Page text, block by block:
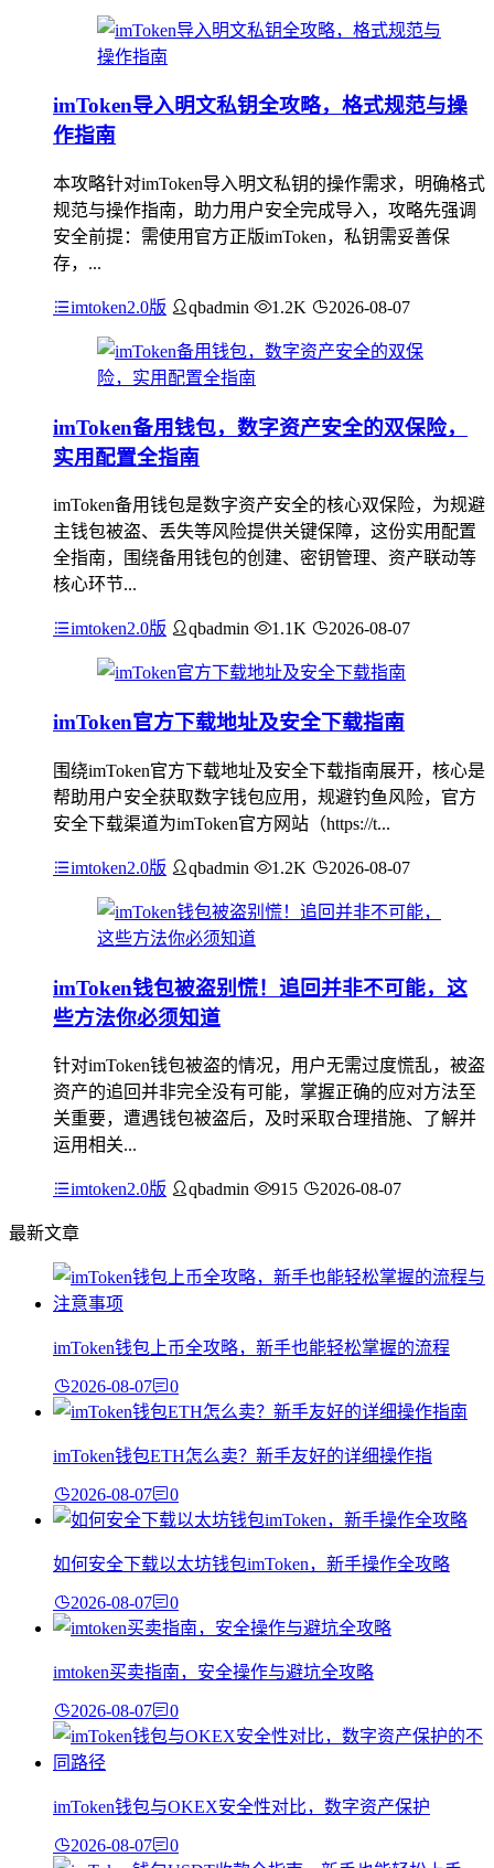
imToken导入明文私钥全攻略，格式规范与操
作指南
本攻略针对imToken导入明文私钥的操作需求，明确格式
规范与操作指南，助力用户安全完成导入，攻略先强调
安全前提：需使用官方正版imToken，私钥需妥善保
存，...
imtoken2.0版 qbadmin 1.2K 2026-08-07
imToken备用钱包，数字资产安全的双保险，
实用配置全指南
imToken备用钱包是数字资产安全的核心双保险，为规避
主钱包被盗、丢失等风险提供关键保障，这份实用配置
全指南，围绕备用钱包的创建、密钥管理、资产联动等
核心环节...
imtoken2.0版 qbadmin 1.1K 2026-08-07
imToken官方下载地址及安全下载指南
围绕imToken官方下载地址及安全下载指南展开，核心是
帮助用户安全获取数字钱包应用，规避钓鱼风险，官方
安全下载渠道为imToken官方网站（https://t...
imtoken2.0版 qbadmin 1.2K 2026-08-07
imToken钱包被盗别慌！追回并非不可能，这
些方法你必须知道
针对imToken钱包被盗的情况，用户无需过度慌乱，被盗
资产的追回并非完全没有可能，掌握正确的应对方法至
关重要，遭遇钱包被盗后，及时采取合理措施、了解并
运用相关...
imtoken2.0版 qbadmin 915 2026-08-07
最新文章
imToken钱包上币全攻略，新手也能轻松掌握的流程
2026-08-07 0
imToken钱包ETH怎么卖？新手友好的详细操作指
2026-08-07 0
如何安全下载以太坊钱包imToken，新手操作全攻略
2026-08-07 0
imtoken买卖指南，安全操作与避坑全攻略
2026-08-07 0
imToken钱包与OKEX安全性对比，数字资产保护
2026-08-07 0